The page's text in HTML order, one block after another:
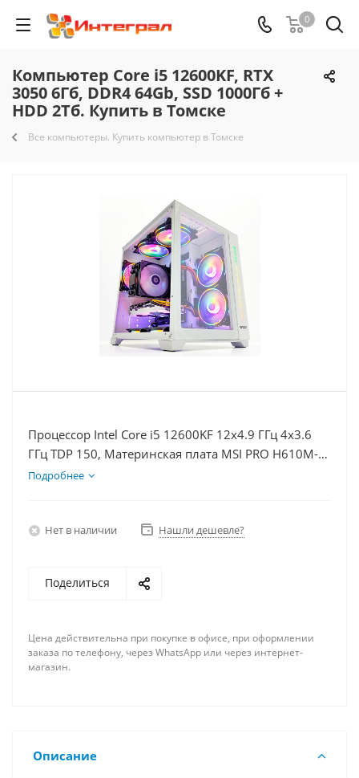
0
Компьютер Core i5 12600KF, RTX
3050 6Гб, DDR4 64Gb, SSD 1000Гб +
HDD 2Тб. Купить в Томске
Все компьютеры. Купить компьютер в Томске
Процессор Intel Core i5 12600KF 12x4.9 ГГц 4x3.6
ГГц TDP 150, Материнская плата MSI PRO H610M-E,
Видеокарта RTX 3050 6Гб, Память DDR4 64Gb,
Подробнее
Нет в наличии Нашли дешевле?
Поделиться
Цена действительна при покупке в офисе, при оформлении
заказа по телефону, через WhatsApp или через интернет-
магазин.
Описание